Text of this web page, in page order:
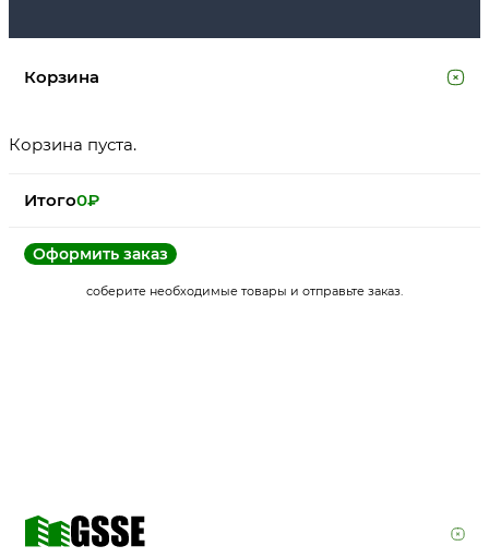
Корзина
Корзина пуста.
Итого0₽
Оформить заказ
соберите необходимые товары и отправьте заказ.